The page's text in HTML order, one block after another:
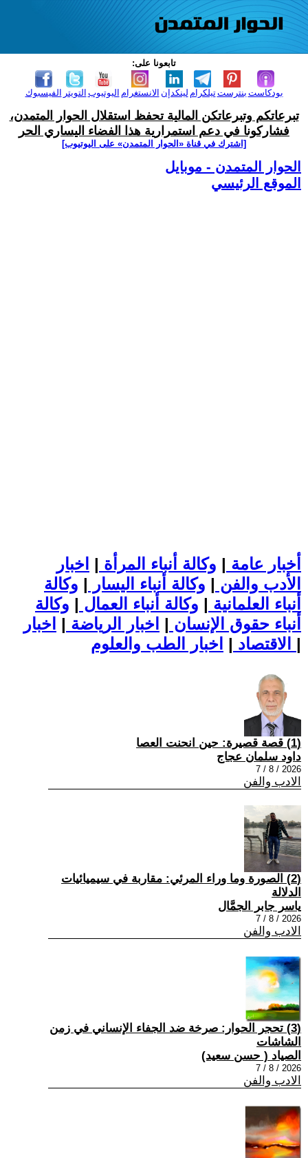
تابعونا على:
الفيسبوك التويتر اليوتيوب الانستغرام لينكدإن تيلكرامبنترست بودكاست
تبرعاتكم وتبرعاتكن المالية تحفظ استقلال الحوار المتمدن،
فشاركونا في دعم استمرارية هذا الفضاء اليساري الحر
[اشترك في قناة ‫«الحوار المتمدن» على اليوتيوب]
الحوار المتمدن - موبايل
الموقع الرئيسي
أخبار عامة | وكالة أنباء المرأة | اخبار
الأدب والفن | وكالة أنباء اليسار | وكالة
أنباء العلمانية | وكالة أنباء العمال | وكالة
أنباء حقوق الإنسان | اخبار الرياضة | اخبار
الاقتصاد | |
(1) قصة قصيرة: حين انحنت العصا
داود سلمان عجاج
2026 / 8 / 7
الادب والفن
(2) الصورة وما وراء المرئي: مقاربة في سيميائيات
الدلالة
ياسر جابر الجمَّال
2026 / 8 / 7
الادب والفن
(3) تحجر الحوار: صرخة ضد الجفاء الإنساني في زمن
الشاشات
الصياد ‏( حسن سعيد‏)
2026 / 8 / 7
الادب والفن